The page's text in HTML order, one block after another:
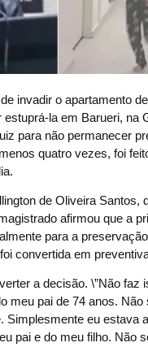
invadir o apartamento
estuprá-la em Barueri, na
para não permanecer
quatro vezes, foi
de Oliveira Santos,
afirmou que a
para a
convertida em
a decisão. \”Não faz
meu pai de 74 anos. Não
Simplesmente eu estava
pai e do meu filho. Não